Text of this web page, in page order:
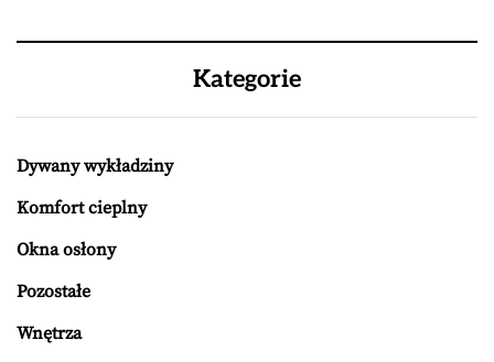
Kategorie
Dywany wykładziny
Komfort cieplny
Okna osłony
Pozostałe
Wnętrza